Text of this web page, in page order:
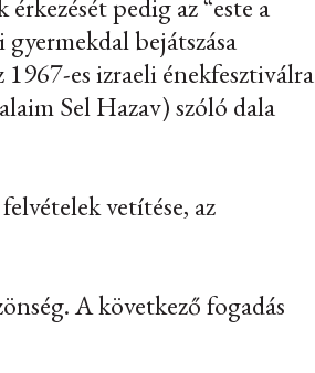
bejátszása
es izraeli énekfesztiválra
Sel Hazav) szóló dala
vetítése, az
A következő fogadás